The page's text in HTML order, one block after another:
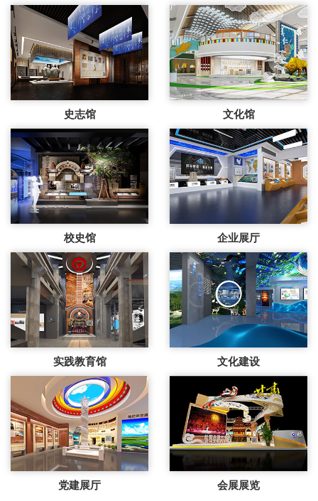
史志馆 文化馆
校史馆 企业展厅
实践教育馆 文化建设
党建展厅 会展展览